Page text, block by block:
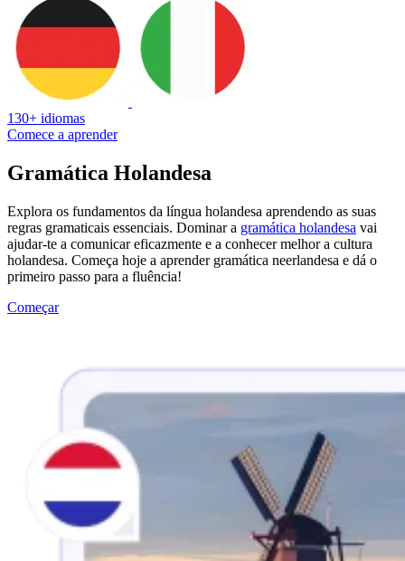
130+ idiomas
Comece a aprender
Gramática Holandesa
Explora os fundamentos da língua holandesa aprendendo as suas
regras gramaticais essenciais. Dominar a gramática holandesa vai
ajudar-te a comunicar eficazmente e a conhecer melhor a cultura
holandesa. Começa hoje a aprender gramática neerlandesa e dá o
primeiro passo para a fluência!
Começar